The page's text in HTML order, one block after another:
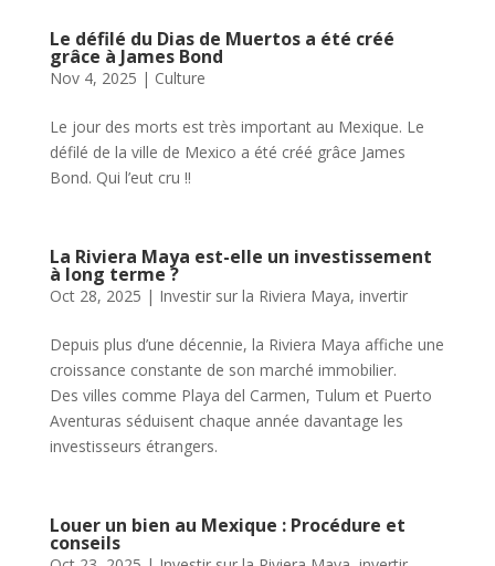
Le défilé du Dias de Muertos a été créé
grâce à James Bond
Nov 4, 2025 | Culture
Le jour des morts est très important au Mexique. Le
défilé de la ville de Mexico a été créé grâce James
Bond. Qui l’eut cru !!
La Riviera Maya est-elle un investissement
à long terme ?
Oct 28, 2025 | Investir sur la Riviera Maya, invertir
Depuis plus d’une décennie, la Riviera Maya affiche une
croissance constante de son marché immobilier.
Des villes comme Playa del Carmen, Tulum et Puerto
Aventuras séduisent chaque année davantage les
investisseurs étrangers.
Louer un bien au Mexique : Procédure et
conseils